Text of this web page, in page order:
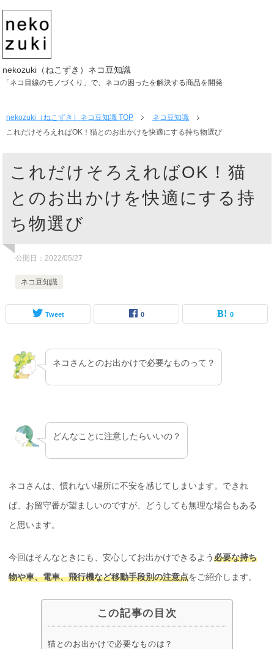
nekozuki（ねこずき）ネコ豆知識
「ネコ目線のモノづくり」で、ネコの困ったを解決する商品を開発
nekozuki（ねこずき）ネコ豆知識 TOP
ネコ豆知識
これだけそろえればOK！猫とのお出かけを快適にする持ち物選び
これだけそろえればOK！猫
とのお出かけを快適にする持
ち物選び
公開日： 2022/05/27
ネコ豆知識
Tweet 0 0
ネコさんとのお出かけで必要なものって？
どんなことに注意したらいいの？
ネコさんは、慣れない場所に不安を感じてしまいます。できれ
ば、お留守番が望ましいのですが、どうしても無理な場合もある
と思います。
今回はそんなときにも、安心してお出かけできるよう必要な持ち
物や車、電車、飛行機など移動手段別の注意点をご紹介します。
この記事の目次
猫とのお出かけで必要なものは？